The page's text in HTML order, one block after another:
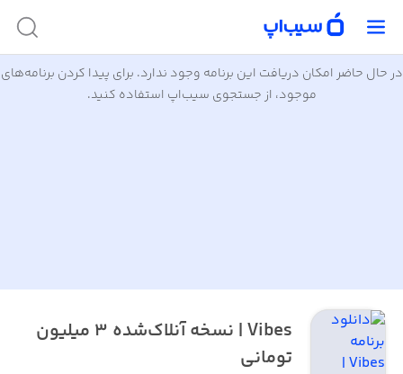
در حال حاضر امکان دریافت این برنامه وجود ندارد. برای پیدا کردن برنامه‌های
موجود، از جستجوی سیب‌اپ استفاده کنید.
Vibes | نسخه آنلاک‌شده ۳ میلیون
تومانی